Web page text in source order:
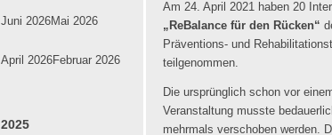
Am 24. April 2021 haben 20
„ReBalance für den Rücken“
Präventions- und
teilgenommen.
Die ursprünglich schon vor
Veranstaltung musste
mehrmals verschoben werden.
Juni 2026Mai 2026
April 2026Februar 2026
2025